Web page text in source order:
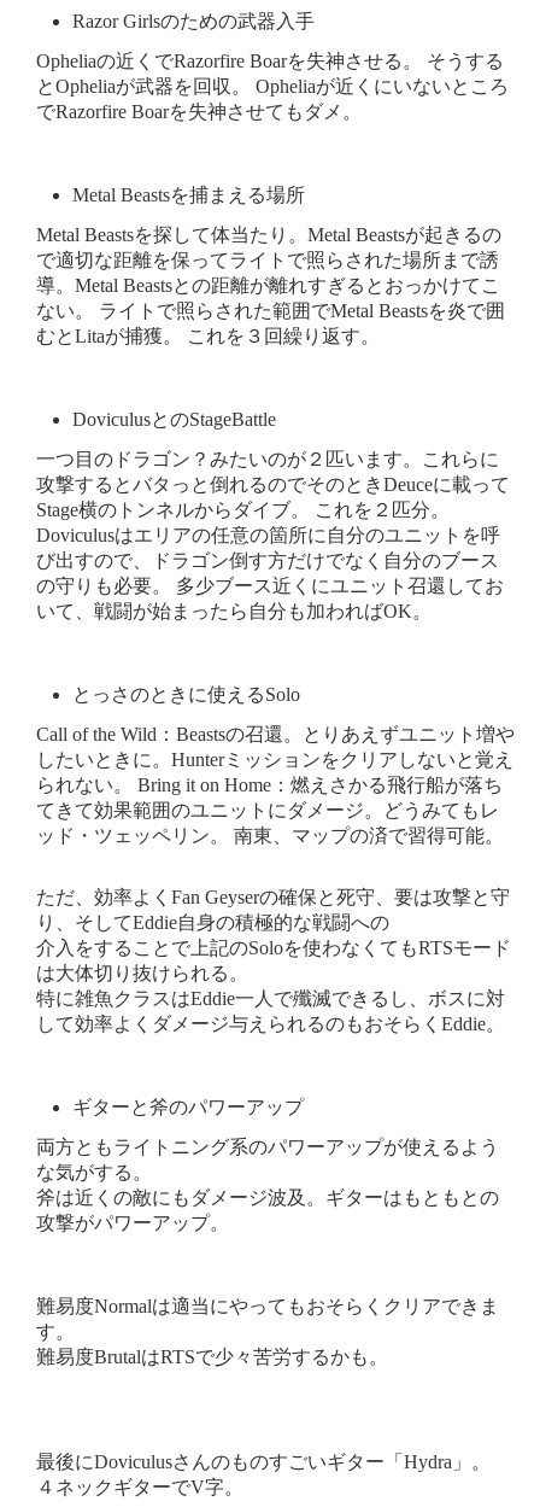
Razor Girlsのための武器入手
Opheliaの近くでRazorfire Boarを失神させる。 そうする
とOpheliaが武器を回収。 Opheliaが近くにいないところ
でRazorfire Boarを失神させてもダメ。
Metal Beastsを捕まえる場所
Metal Beastsを探して体当たり。Metal Beastsが起きるの
で適切な距離を保ってライトで照らされた場所まで誘
導。Metal Beastsとの距離が離れすぎるとおっかけてこ
ない。 ライトで照らされた範囲でMetal Beastsを炎で囲
むとLitaが捕獲。 これを３回繰り返す。
DoviculusとのStageBattle
一つ目のドラゴン？みたいのが２匹います。これらに
攻撃するとバタっと倒れるのでそのときDeuceに載って
Stage横のトンネルからダイブ。 これを２匹分。
Doviculusはエリアの任意の箇所に自分のユニットを呼
び出すので、ドラゴン倒す方だけでなく自分のブース
の守りも必要。 多少ブース近くにユニット召還してお
いて、戦闘が始まったら自分も加わればOK。
とっさのときに使えるSolo
Call of the Wild：Beastsの召還。とりあえずユニット増や
したいときに。Hunterミッションをクリアしないと覚え
られない。 Bring it on Home：燃えさかる飛行船が落ち
てきて効果範囲のユニットにダメージ。どうみてもレ
ッド・ツェッペリン。 南東、マップの済で習得可能。
ただ、効率よくFan Geyserの確保と死守、要は攻撃と守
り、そしてEddie自身の積極的な戦闘への
介入をすることで上記のSoloを使わなくてもRTSモード
は大体切り抜けられる。
特に雑魚クラスはEddie一人で殲滅できるし、ボスに対
して効率よくダメージ与えられるのもおそらくEddie。
ギターと斧のパワーアップ
両方ともライトニング系のパワーアップが使えるよう
な気がする。
斧は近くの敵にもダメージ波及。ギターはもともとの
攻撃がパワーアップ。
難易度Normalは適当にやってもおそらくクリアできま
す。
難易度BrutalはRTSで少々苦労するかも。
最後にDoviculusさんのものすごいギター「Hydra」。
４ネックギターでV字。